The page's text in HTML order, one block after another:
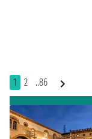
1 2 ..86